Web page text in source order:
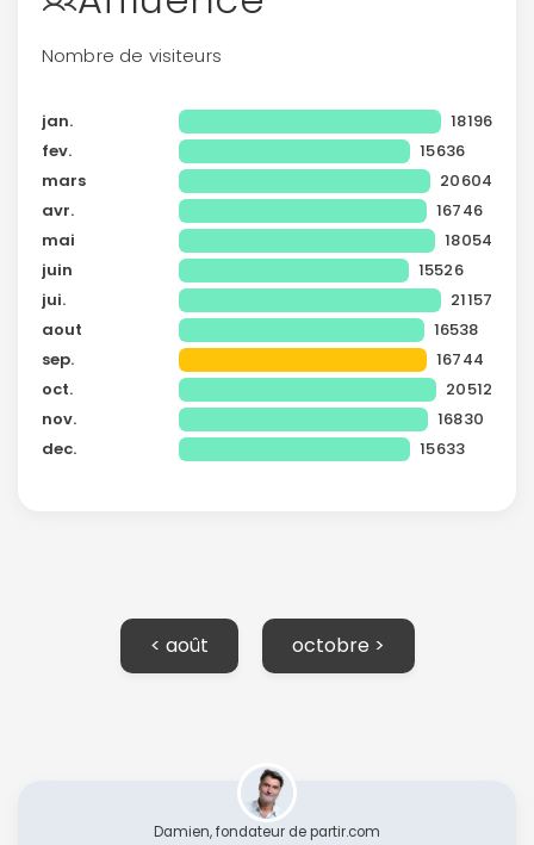
Nombre de visiteurs
jan.
18196
fev.
15636
mars
20604
avr.
16746
mai
18054
juin
15526
jui.
21157
aout
16538
sep.
16744
oct.
20512
nov.
16830
dec.
15633
< août octobre >
Damien, fondateur de partir.com